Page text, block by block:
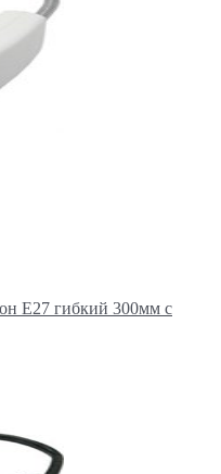
E27 гибкий 300мм c